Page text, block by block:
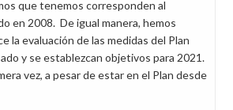
que tenemos corresponden al
en 2008. De igual manera, hemos
la evaluación de las medidas del Plan
y se establezcan objetivos para 2021.
vez, a pesar de estar en el Plan desde